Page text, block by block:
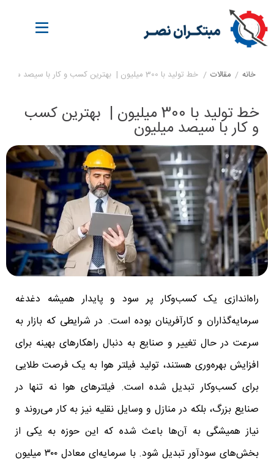
خانه / مقالات / خط تولید با 300 میلیون | بهترین کسب و کار با سیصد میلیون
خط تولید با 300 میلیون | بهترین کسب
و کار با سیصد میلیون
راه‌اندازی یک کسب‌وکار پر سود و پایدار همیشه دغدغه
سرمایه‌گذاران و کارآفرینان بوده است. در شرایطی که بازار به
سرعت در حال تغییر و صنایع به دنبال راهکارهای بهینه برای
افزایش بهره‌وری هستند، تولید فیلتر هوا به یک فرصت طلایی
برای کسب‌وکار تبدیل شده است. فیلترهای هوا نه تنها در
صنایع بزرگ، بلکه در منازل و وسایل نقلیه نیز به کار می‌روند و
نیاز همیشگی به آن‌ها باعث شده که این حوزه به یکی از
بخش‌های سودآور تبدیل شود. با سرمایه‌ای معادل ۳۰۰ میلیون